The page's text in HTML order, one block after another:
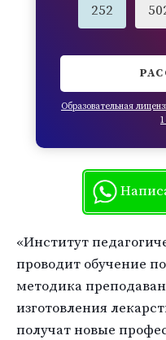
252
Образовательная
«Институт
проводит обучение
методика
изготовления
получат новые